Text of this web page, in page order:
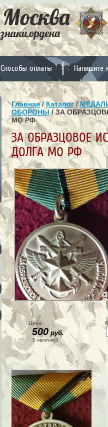
Способы оплаты Напишите
Главная/ Каталог/
ОБОРОНЫ / ЗА
МО РФ
ЗА ОБРАЗЦОВОЕ
ДОЛГА МО РФ
Цена:
500 руб.
В наличии:1